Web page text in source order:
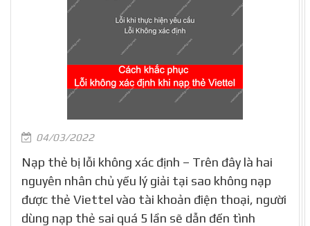
04/03/2022
Nạp thẻ bị lỗi không xác định – Trên đây là hai
nguyên nhân chủ yếu lý giải tại sao không nạp
được thẻ Viettel vào tài khoản điện thoại, người
dùng nạp thẻ sai quá 5 lần sẽ dẫn đến tình